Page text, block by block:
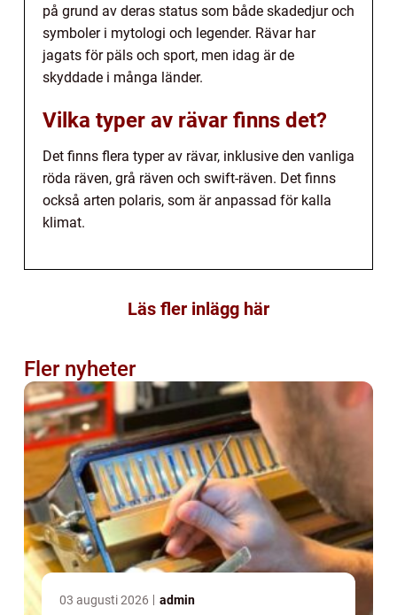
på grund av deras status som både skadedjur och
symboler i mytologi och legender. Rävar har
jagats för päls och sport, men idag är de
skyddade i många länder.
Vilka typer av rävar finns det?
Det finns flera typer av rävar, inklusive den vanliga
röda räven, grå räven och swift-räven. Det finns
också arten polaris, som är anpassad för kalla
klimat.
Läs fler inlägg här
Fler nyheter
03 augusti 2026 admin